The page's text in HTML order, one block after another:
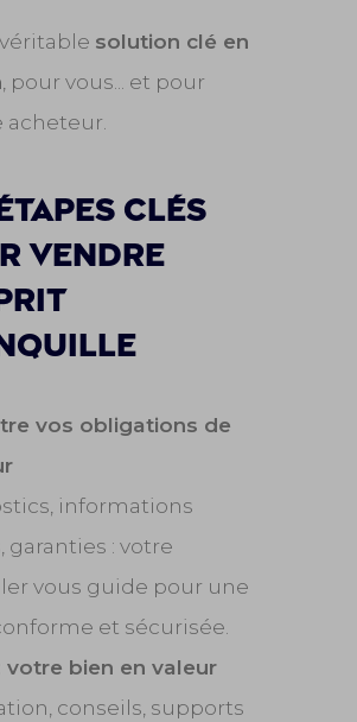
solution clé en
, pour vous... et pour
acheteur.
clés
vendre
vos obligations de
informations
garanties : votre
vous guide pour une
et sécurisée.
votre bien en valeur
conseils, supports